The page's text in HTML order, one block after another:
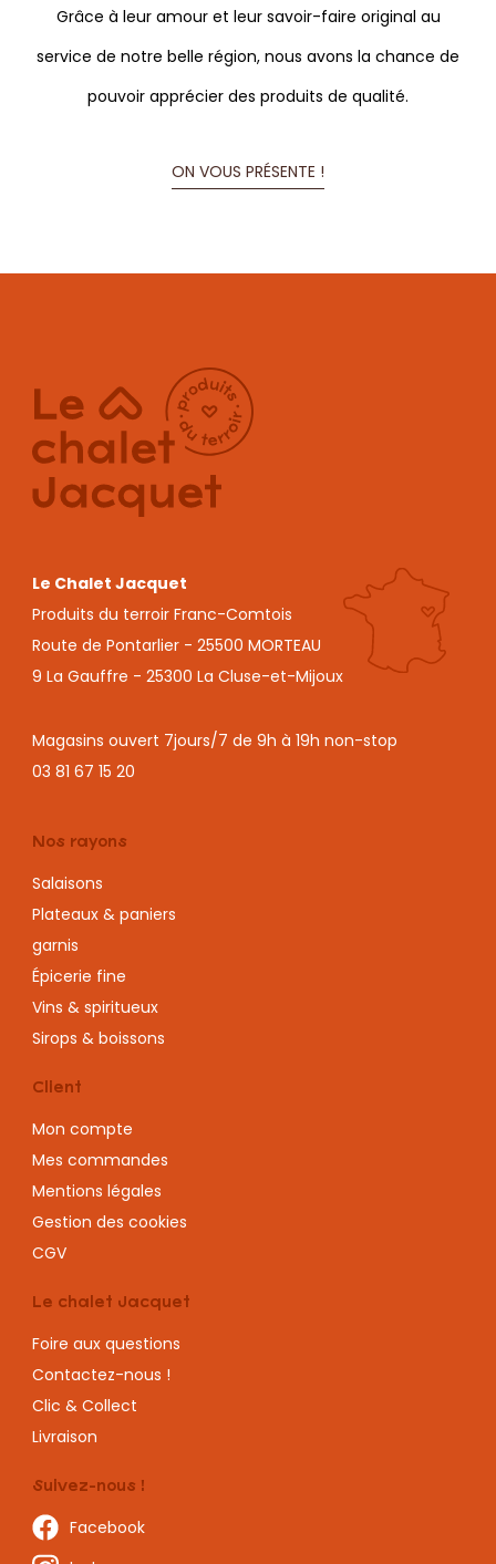
Grâce à leur amour et leur savoir-faire original au
service de notre belle région, nous avons la chance de
pouvoir apprécier des produits de qualité.
ON VOUS PRÉSENTE !
Le Chalet Jacquet
Produits du terroir Franc-Comtois
Route de Pontarlier - 25500 MORTEAU
9 La Gauffre - 25300 La Cluse-et-Mijoux
Magasins ouvert 7jours/7 de 9h à 19h non-stop
03 81 67 15 20
Nos rayons
Salaisons
Plateaux & paniers
garnis
Épicerie fine
Vins & spiritueux
Sirops & boissons
Client
Mon compte
Mes commandes
Mentions légales
Gestion des cookies
CGV
Le chalet Jacquet
Foire aux questions
Contactez-nous !
Clic & Collect
Livraison
Suivez-nous !
Facebook